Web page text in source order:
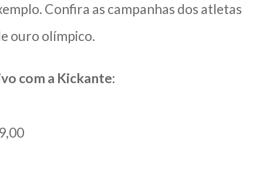
Confira as campanhas dos atletas
ouro olímpico.
com a Kickante: